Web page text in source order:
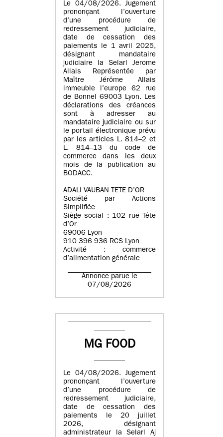
Le 04/08/2026. Jugement
prononçant l’ouverture
d’une procédure de
redressement judiciaire,
date de cessation des
paiements le 1 avril 2025,
désignant mandataire
judiciaire la Selarl Jerome
Allais Représentée par
Maître Jérôme Allais
immeuble l’europe 62 rue
de Bonnel 69003 Lyon. Les
déclarations des créances
sont à adresser au
mandataire judiciaire ou sur
le portail électronique prévu
par les articles L. 814–2 et
L. 814–13 du code de
commerce dans les deux
mois de la publication au
BODACC.
ADALI VAUBAN TETE D’OR
Société par Actions
Simplifiée
Siège social : 102 rue Tête
d’Or
69006 Lyon
910 396 936 RCS Lyon
Activité : commerce
d’alimentation générale
Annonce parue le
07/08/2026
MG FOOD
Le 04/08/2026. Jugement
prononçant l’ouverture
d’une procédure de
redressement judiciaire,
date de cessation des
paiements le 20 juillet
2026, désignant
administrateur la Selarl Aj